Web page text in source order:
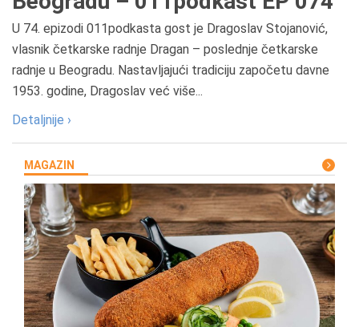
U 74. epizodi 011podkasta gost je Dragoslav Stojanović,
vlasnik četkarske radnje Dragan – poslednje četkarske
radnje u Beogradu. Nastavljajući tradiciju započetu davne
1953. godine, Dragoslav već više...
Detaljnije ›
MAGAZIN